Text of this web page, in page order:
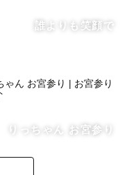
誰よりも笑顔で
りっちゃん お宮参り